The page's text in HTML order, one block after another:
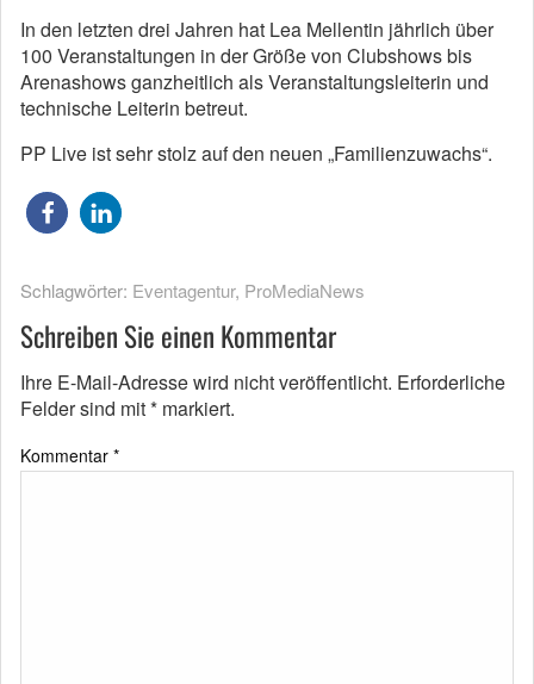
In den letzten drei Jahren hat Lea Mellentin jährlich über
100 Veranstaltungen in der Größe von Clubshows bis
Arenashows ganzheitlich als Veranstaltungsleiterin und
technische Leiterin betreut.
PP Live ist sehr stolz auf den neuen „Familienzuwachs“.
Schlagwörter: Eventagentur, ProMediaNews
Schreiben Sie einen Kommentar
Ihre E-Mail-Adresse wird nicht veröffentlicht. Erforderliche
Felder sind mit* markiert.
Kommentar *